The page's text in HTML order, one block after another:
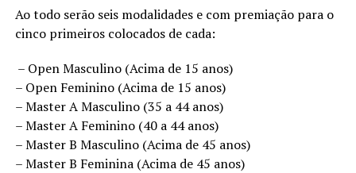
Ao todo serão seis modalidades e com premiação para o
cinco primeiros colocados de cada:
– Open Masculino (Acima de 15 anos)
– Open Feminino (Acima de 15 anos)
– Master A Masculino (35 a 44 anos)
– Master A Feminino (40 a 44 anos)
– Master B Masculino (Acima de 45 anos)
– Master B Feminina (Acima de 45 anos)